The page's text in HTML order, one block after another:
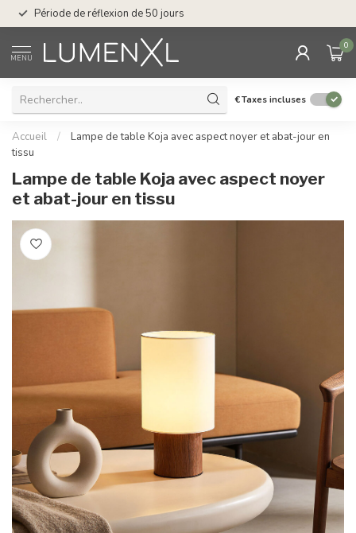
Période de réflexion de 50 jours
MENU
0
€Taxes incluses
Accueil /
Lampe de table Koja avec aspect noyer et abat-jour en
tissu
Lampe de table Koja avec aspect noyer
et abat-jour en tissu